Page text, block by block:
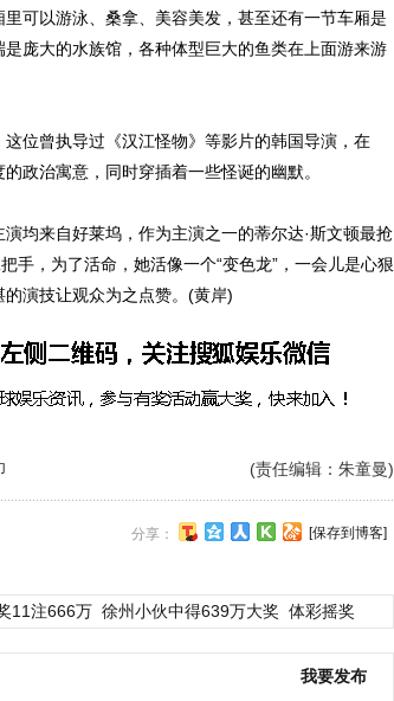
可以游泳、桑拿、美容美发，甚至还有一节车厢是
庞大的水族馆，各种体型巨大的鱼类在上面游来游
曾执导过《汉江怪物》等影片的韩国导演，在
政治寓意，同时穿插着一些怪诞的幽默。
来自好莱坞，作为主演之一的蒂尔达·斯文顿最抢
手，为了活命，她活像一个“变色龙”，一会儿是心狠
演技让观众为之点赞。(黄岸)
(责任编辑：朱童曼)
分享： [保存到博客]
11注666万 徐州小伙中得639万大奖 体彩摇奖
我要发布